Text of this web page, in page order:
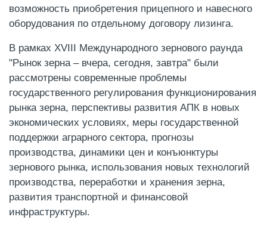
возможность приобретения прицепного и навесного
оборудования по отдельному договору лизинга.
В рамках XVIII Международного зернового раунда
"Рынок зерна – вчера, сегодня, завтра" были
рассмотрены современные проблемы
государственного регулирования функционирования
рынка зерна, перспективы развития АПК в новых
экономических условиях, меры государственной
поддержки аграрного сектора, прогнозы
производства, динамики цен и конъюнктуры
зернового рынка, использования новых технологий
производства, переработки и хранения зерна,
развития транспортной и финансовой
инфраструктуры.